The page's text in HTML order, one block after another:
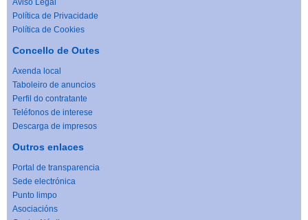
Aviso Legal
Política de Privacidade
Política de Cookies
Concello de Outes
Axenda local
Taboleiro de anuncios
Perfil do contratante
Teléfonos de interese
Descarga de impresos
Outros enlaces
Portal de transparencia
Sede electrónica
Punto limpo
Asociacións